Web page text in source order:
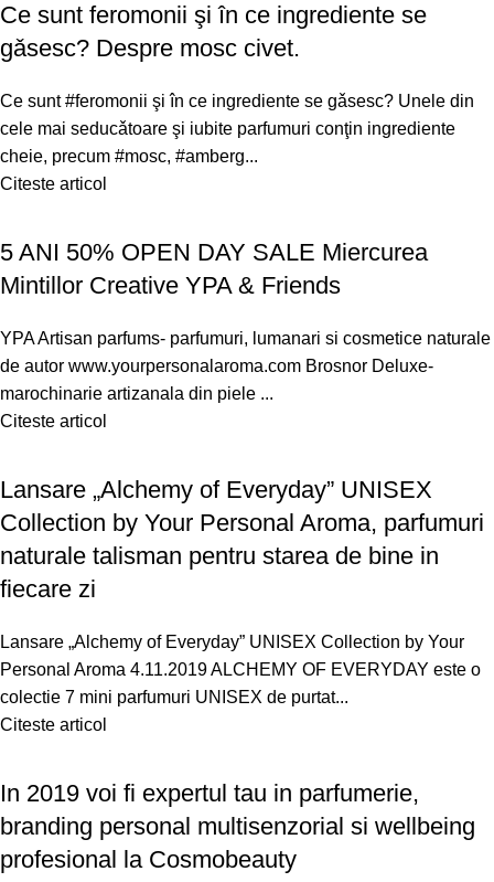
Ce sunt feromonii şi în ce ingrediente se
gǎsesc? Despre mosc civet.
Ce sunt #feromonii şi în ce ingrediente se gǎsesc? Unele din
cele mai seducǎtoare şi iubite parfumuri conţin ingrediente
cheie, precum #mosc, #amberg...
Citeste articol
5 ANI 50% OPEN DAY SALE Miercurea
Mintillor Creative YPA & Friends
YPA Artisan parfums- parfumuri, lumanari si cosmetice naturale
de autor www.yourpersonalaroma.com Brosnor Deluxe-
marochinarie artizanala din piele ...
Citeste articol
Lansare „Alchemy of Everyday” UNISEX
Collection by Your Personal Aroma, parfumuri
naturale talisman pentru starea de bine in
fiecare zi
Lansare „Alchemy of Everyday” UNISEX Collection by Your
Personal Aroma 4.11.2019 ALCHEMY OF EVERYDAY este o
colectie 7 mini parfumuri UNISEX de purtat...
Citeste articol
In 2019 voi fi expertul tau in parfumerie,
branding personal multisenzorial si wellbeing
profesional la Cosmobeauty